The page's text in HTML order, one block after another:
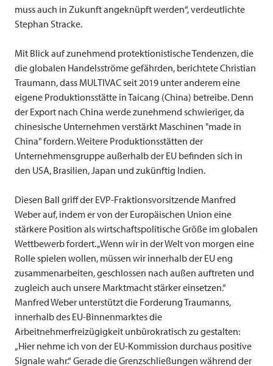
muss auch in Zukunft angeknüpft werden“, verdeutlichte
Stephan Stracke.
Mit Blick auf zunehmend protektionistische Tendenzen, die
die globalen Handelsströme gefährden, berichtete Christian
Traumann, dass MULTIVAC seit 2019 unter anderem eine
eigene Produktionsstätte in Taicang (China) betreibe. Denn
der Export nach China werde zunehmend schwieriger, da
chinesische Unternehmen verstärkt Maschinen "made in
China" fordern. Weitere Produktionsstätten der
Unternehmensgruppe außerhalb der EU befinden sich in
den USA, Brasilien, Japan und zukünftig Indien.
Diesen Ball griff der EVP-Fraktionsvorsitzende Manfred
Weber auf, indem er von der Europäischen Union eine
stärkere Position als wirtschaftspolitische Größe im globalen
Wettbewerb fordert. „Wenn wir in der Welt von morgen eine
Rolle spielen wollen, müssen wir innerhalb der EU eng
zusammenarbeiten, geschlossen nach außen auftreten und
zugleich auch unsere Marktmacht stärker einsetzen.“
Manfred Weber unterstützt die Forderung Traumanns,
innerhalb des EU-Binnenmarktes die
Arbeitnehmerfreizügigkeit unbürokratisch zu gestalten:
„Hier nehme ich von der EU-Kommission durchaus positive
Signale wahr.“ Gerade die Grenzschließungen während der